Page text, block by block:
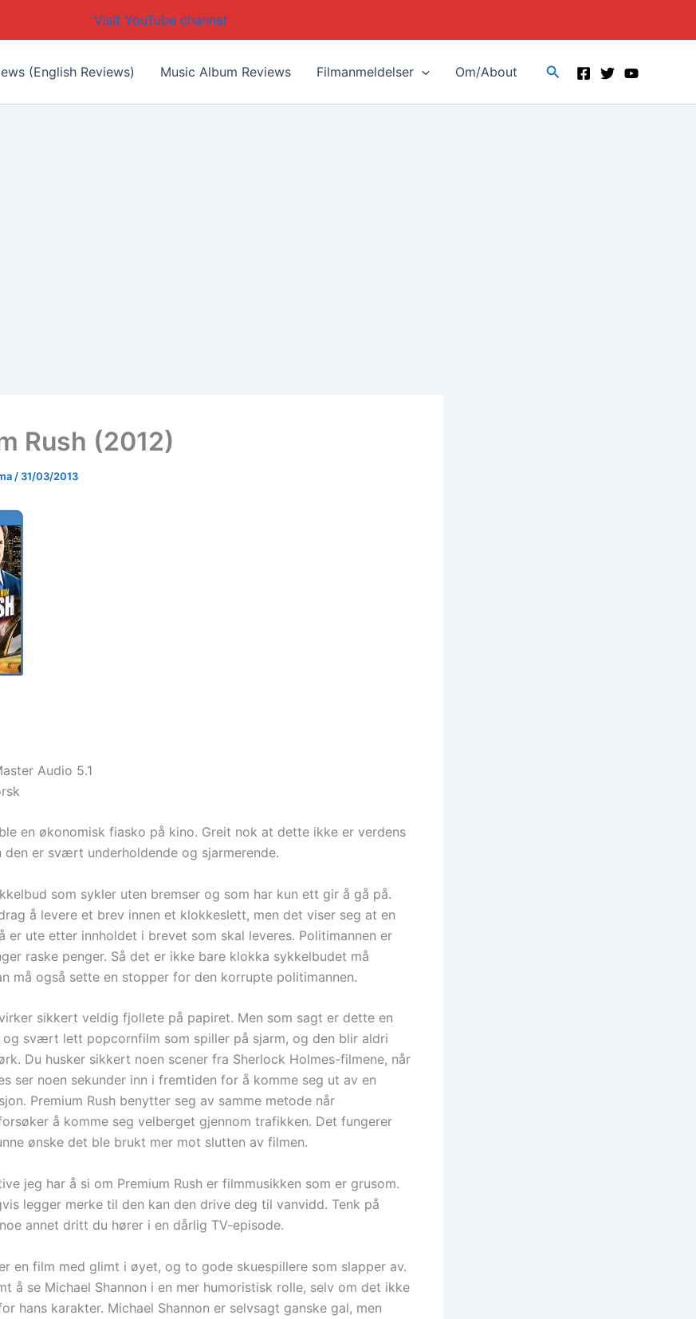
Visit YouTube channel
(English Reviews) Music Album Reviews Filmanmeldelser Om/About Search
Rush (2012)
/ 31/03/2013
Audio 5.1
en økonomisk fiasko på kino. Greit nok at dette ikke er verdens
den er svært underholdende og sjarmerende.
som sykler uten bremser og som har kun ett gir å gå på.
å levere et brev innen et klokkeslett, men det viser seg at en
er ute etter innholdet i brevet som skal leveres. Politimannen er
raske penger. Så det er ikke bare klokka sykkelbudet må
må også sette en stopper for den korrupte politimannen.
sikkert veldig fjollete på papiret. Men som sagt er dette en
og svært lett popcornfilm som spiller på sjarm, og den blir aldri
Du husker sikkert noen scener fra Sherlock Holmes-filmene, når
ser noen sekunder inn i fremtiden for å komme seg ut av en
Premium Rush benytter seg av samme metode når
å komme seg velberget gjennom trafikken. Det fungerer
ønske det ble brukt mer mot slutten av filmen.
jeg har å si om Premium Rush er filmmusikken som er grusom.
legger merke til den kan den drive deg til vanvidd. Tenk på
annet dritt du hører i en dårlig TV-episode.
en film med glimt i øyet, og to gode skuespillere som slapper av.
å se Michael Shannon i en mer humoristisk rolle, selv om det ikke
hans karakter. Michael Shannon er selvsagt ganske gal, men